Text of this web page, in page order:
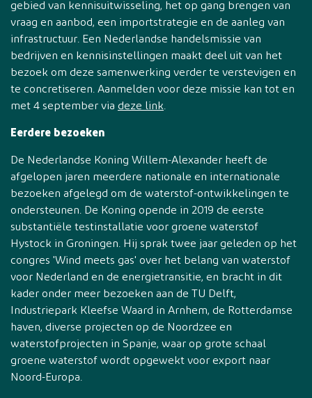
gebied van kennisuitwisseling, het op gang brengen van
vraag en aanbod, een importstrategie en de aanleg van
infrastructuur. Een Nederlandse handelsmissie van
bedrijven en kennisinstellingen maakt deel uit van het
bezoek om deze samenwerking verder te verstevigen en
te concretiseren. Aanmelden voor deze missie kan tot en
met 4 september via deze link.
Eerdere bezoeken
De Nederlandse Koning Willem-Alexander heeft de
afgelopen jaren meerdere nationale en internationale
bezoeken afgelegd om de waterstof-ontwikkelingen te
ondersteunen. De Koning opende in 2019 de eerste
substantiële testinstallatie voor groene waterstof
Hystock in Groningen. Hij sprak twee jaar geleden op het
congres 'Wind meets gas' over het belang van waterstof
voor Nederland en de energietransitie, en bracht in dit
kader onder meer bezoeken aan de TU Delft,
Industriepark Kleefse Waard in Arnhem, de Rotterdamse
haven, diverse projecten op de Noordzee en
waterstofprojecten in Spanje, waar op grote schaal
groene waterstof wordt opgewekt voor export naar
Noord-Europa.